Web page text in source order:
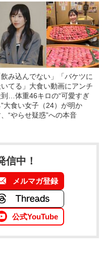
飲み込んでない」「バケツに
てる」大食い動画にアンチ
到…体重46キロの“可愛すぎ
”大食い女子（24）が明か
“やらせ疑惑”への本音
信中！
メルマガ登録
公式YouTube